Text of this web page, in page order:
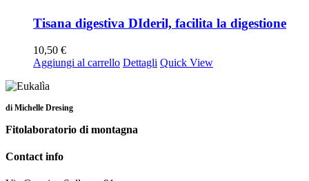
Tisana digestiva DIderil, facilita la digestione
10,50 €
Aggiungi al carrello Dettagli Quick View
di Michelle Dresing
Fitolaboratorio di montagna
Contact info